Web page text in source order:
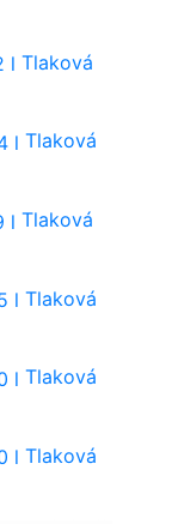
Tlaková
Tlaková
Tlaková
Tlaková
Tlaková
Tlaková